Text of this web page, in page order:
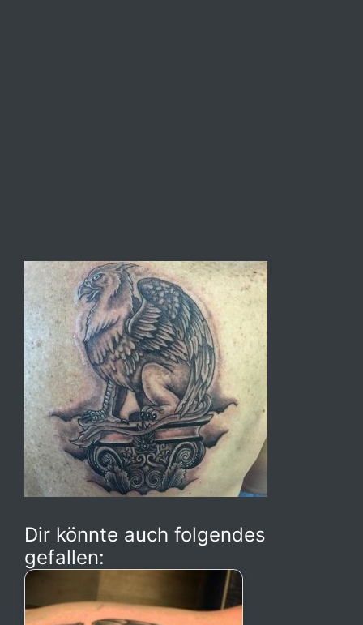
Dir könnte auch folgendes
gefallen: